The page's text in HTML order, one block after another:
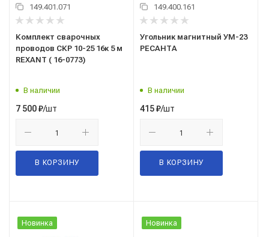
149.401.071
Комплект сварочных
проводов СКР 10-25 16к 5 м
REXANT ( 16-0773)
В наличии
7 500₽/шт
В КОРЗИНУ
149.400.161
Угольник магнитный УМ-23
РЕСАНТА
В наличии
415₽/шт
В КОРЗИНУ
Новинка Новинка